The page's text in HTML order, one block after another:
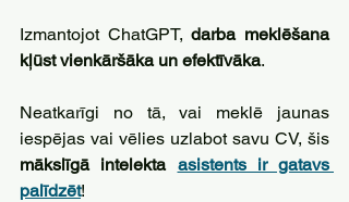
Izmantojot ChatGPT, darba meklēšana
kļūst vienkāršāka un efektīvāka.
Neatkarīgi no tā, vai meklē jaunas
mākslīgā intelekta asistents ir gatavs
palīdzēt!